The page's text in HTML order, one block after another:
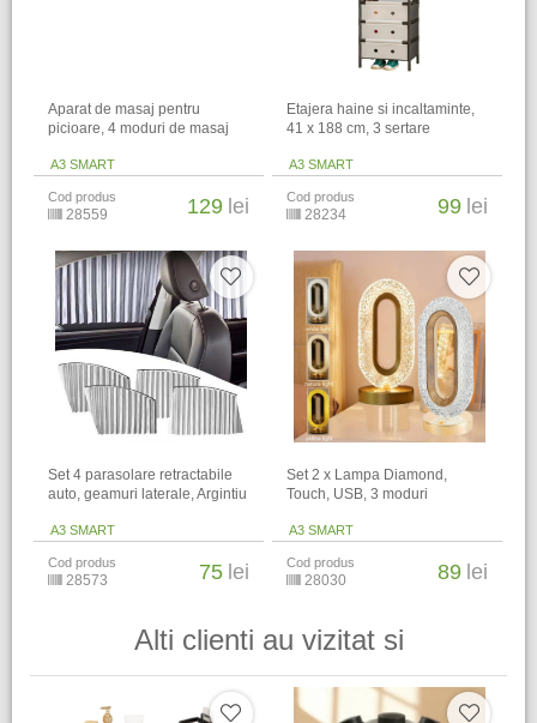
Aparat de masaj pentru
picioare, 4 moduri de masaj
A3 SMART
Cod produs
28559 129 lei
Etajera haine si incaltaminte,
41 x 188 cm, 3 sertare
A3 SMART
Cod produs
28234 99 lei
Set 4 parasolare retractabile
auto, geamuri laterale, Argintiu
A3 SMART
Cod produs
28573 75 lei
Set 2 x Lampa Diamond,
Touch, USB, 3 moduri
A3 SMART
Cod produs
28030 89 lei
Alti clienti au vizitat si